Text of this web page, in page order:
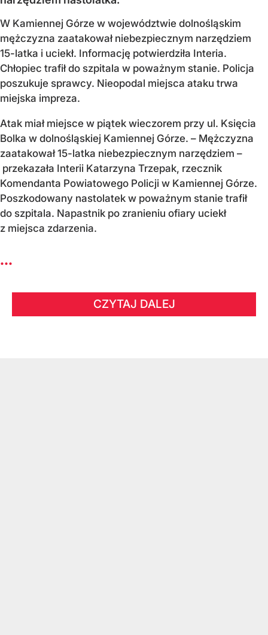
W Kamiennej Górze w województwie dolnośląskim
mężczyzna zaatakował niebezpiecznym narzędziem
15-latka i uciekł. Informację potwierdziła Interia.
Chłopiec trafił do szpitala w poważnym stanie. Policja
poszukuje sprawcy. Nieopodal miejsca ataku trwa
miejska impreza.
Atak miał miejsce w piątek wieczorem przy ul. Księcia
Bolka w dolnośląskiej Kamiennej Górze. – Mężczyzna
zaatakował 15-latka niebezpiecznym narzędziem –
przekazała Interii Katarzyna Trzepak, rzecznik
Komendanta Powiatowego Policji w Kamiennej Górze.
Poszkodowany nastolatek w poważnym stanie trafił
do szpitala. Napastnik po zranieniu ofiary uciekł
z miejsca zdarzenia.
...
CZYTAJ DALEJ